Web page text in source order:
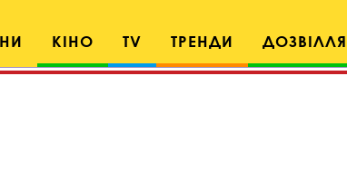
КІНО TV ТРЕНДИ ДОЗВІЛЛЯ